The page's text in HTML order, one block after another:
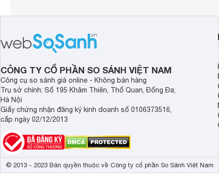
CÔNG TY CỔ PHẦN SO SÁNH VIỆT NAM
Công cụ so sánh giá online - Không bán hàng
Trụ sở chính: Số 195 Khâm Thiên, Thổ Quan, Đống Đa,
Hà Nội
Giấy chứng nhận đăng ký kinh doanh số 0106373516,
cấp ngày 02/12/2013
© 2013 - 2023 Bản quyền thuộc về Công ty cổ phần So Sánh Việt Nam